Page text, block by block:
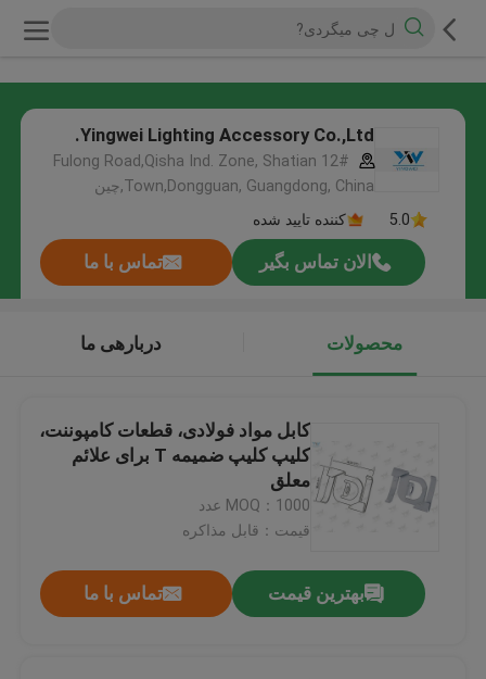
Yingwei Lighting Accessory Co.,Ltd.
12# Fulong Road,Qisha Ind. Zone, Shatian
Town,Dongguan, Guangdong, China,چین
5.0
کننده تایید شده
الان تماس بگیر تماس با ما
محصولات دربارهی ما
کابل مواد فولادی، قطعات کامپوننت،
کلیپ کلیپ ضمیمه T برای علائم
معلق
MOQ：1000 عدد
قیمت：قابل مذاکره
بهترین قیمت تماس با ما